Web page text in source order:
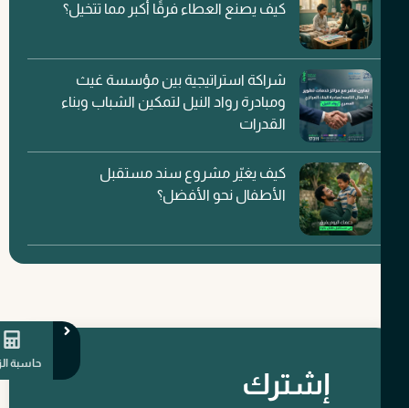
حاسبة الزكاة
كيف يصنع العطاء فرقًا أكبر مما تتخيل؟
شراكة استراتيجية بين مؤسسة غيث
ومبادرة رواد النيل لتمكين الشباب وبناء
القدرات
كيف يغيّر مشروع سند مستقبل
الأطفال نحو الأفضل؟
إشترك